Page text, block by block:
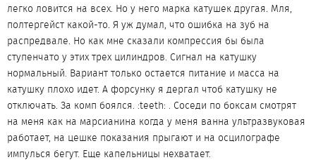
легко ловится на всех. Но у него марка катушек другая. Мля,
полтергейст какой-то. Я уж думал, что ошибка на зуб на
распредвале. Но как мне сказали компрессия бы была
ступенчато у этих трех цилиндров. Сигнал на катушку
нормальный. Вариант только остается питание и масса на
катушку плохо идет. А форсунку я дергал чтоб катушку не
отключать. За комп боялся. :teeth: . Соседи по боксам смотрят
на меня как на марсианина когда у меня ванна ультразвуковая
работает, на цешке показания прыгают и на осцилографе
импулься бегут. Еще капельницы нехватает.